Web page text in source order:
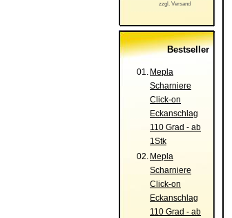
zzgl. Versand
Bestseller
01. Mepla
Scharniere
Click-on
Eckanschlag
110 Grad - ab
1Stk
02. Mepla
Scharniere
Click-on
Eckanschlag
110 Grad - ab